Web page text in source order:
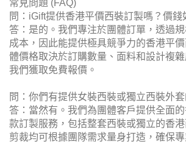
常見問題 (FAQ)
問：iGift提供香港平價西裝訂製嗎？價錢
答：是的。我們專注於團體訂單，透過
成本，因此能提供極具競爭力的香港平
體價格取決於訂購數量、面料和設計複
我們獲取免費報價。
問：你們有提供女裝西裝或獨立西裝外套
答：當然有。我們為團體客戶提供全面
款訂製服務，包括整套西裝或獨立的香
剪裁均可根據團隊需求量身打造，確保專